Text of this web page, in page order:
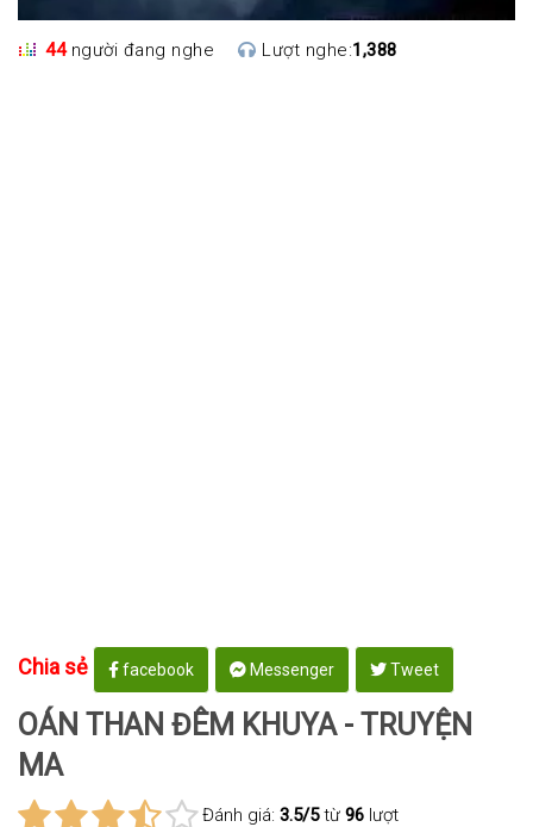
44người đang nghe Lượt nghe:1,388
Chia sẻ facebook Messenger Tweet
OÁN THAN ĐÊM KHUYA - TRUYỆN
MA
Đánh giá: 3.5/5từ 96 lượt